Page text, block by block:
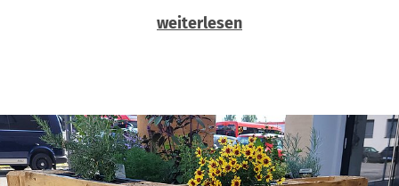
weiterlesen